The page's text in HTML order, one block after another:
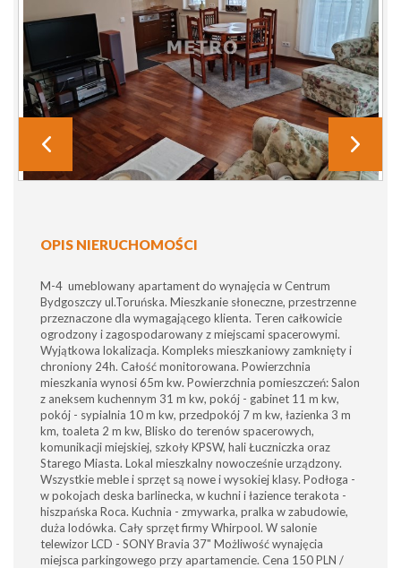
OPIS NIERUCHOMOŚCI
M-4 umeblowany apartament do wynajęcia w Centrum
Bydgoszczy ul.Toruńska. Mieszkanie słoneczne, przestrzenne
przeznaczone dla wymagającego klienta. Teren całkowicie
ogrodzony i zagospodarowany z miejscami spacerowymi.
Wyjątkowa lokalizacja. Kompleks mieszkaniowy zamknięty i
chroniony 24h. Całość monitorowana. Powierzchnia
mieszkania wynosi 65m kw. Powierzchnia pomieszczeń: Salon
z aneksem kuchennym 31 m kw, pokój - gabinet 11 m kw,
pokój - sypialnia 10 m kw, przedpokój 7 m kw, łazienka 3 m
km, toaleta 2 m kw, Blisko do terenów spacerowych,
komunikacji miejskiej, szkoły KPSW, hali Łuczniczka oraz
Starego Miasta. Lokal mieszkalny nowocześnie urządzony.
Wszystkie meble i sprzęt są nowe i wysokiej klasy. Podłoga -
w pokojach deska barlinecka, w kuchni i łazience terakota -
hiszpańska Roca. Kuchnia - zmywarka, pralka w zabudowie,
duża lodówka. Cały sprzęt firmy Whirpool. W salonie
telewizor LCD - SONY Bravia 37" Możliwość wynajęcia
miejsca parkingowego przy apartamencie. Cena 150 PLN /